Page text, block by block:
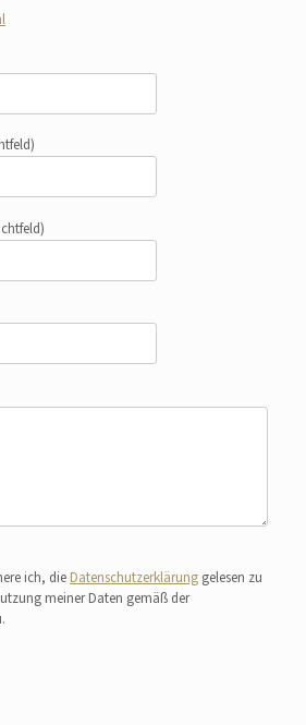
ich, die Datenschutzerklärung gelesen zu
meiner Daten gemäß der